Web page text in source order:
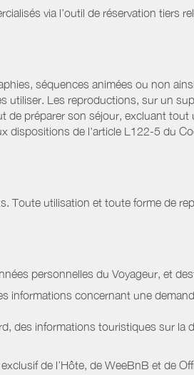
via l’outil de réservation tiers
séquences animées ou non
utiliser. Les reproductions, sur un
préparer son séjour, excluant tout
de l'article L122-5 du
Toute utilisation et toute forme de
personnelles du Voyageur, et
informations concernant une
des informations touristiques sur
de l’Hôte, de WeeBnB et de